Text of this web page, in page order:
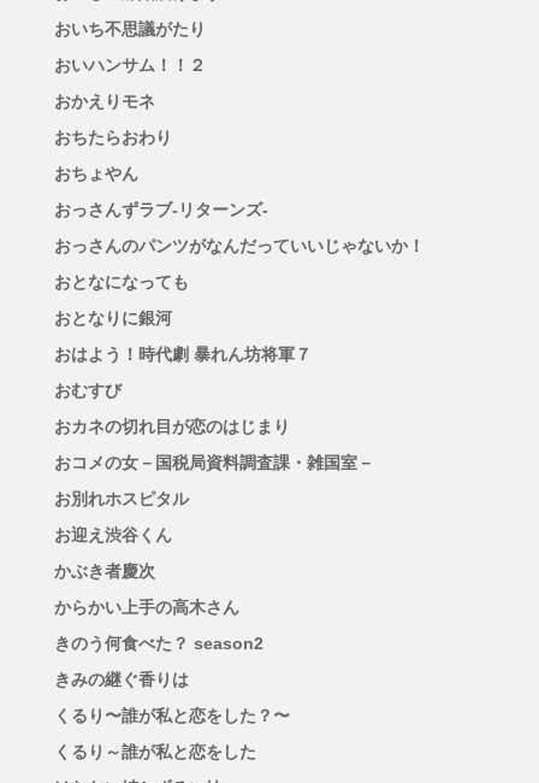
おいち不思議がたり
おいハンサム！！２
おかえりモネ
おちたらおわり
おちょやん
おっさんずラブ-リターンズ-
おっさんのパンツがなんだっていいじゃないか！
おとなになっても
おとなりに銀河
おはよう！時代劇 暴れん坊将軍７
おむすび
おカネの切れ目が恋のはじまり
おコメの女－国税局資料調査課・雑国室－
お別れホスピタル
お迎え渋谷くん
かぶき者慶次
からかい上手の高木さん
きのう何食べた？ season2
きみの継ぐ香りは
くるり〜誰が私と恋をした？〜
くるり～誰が私と恋をした